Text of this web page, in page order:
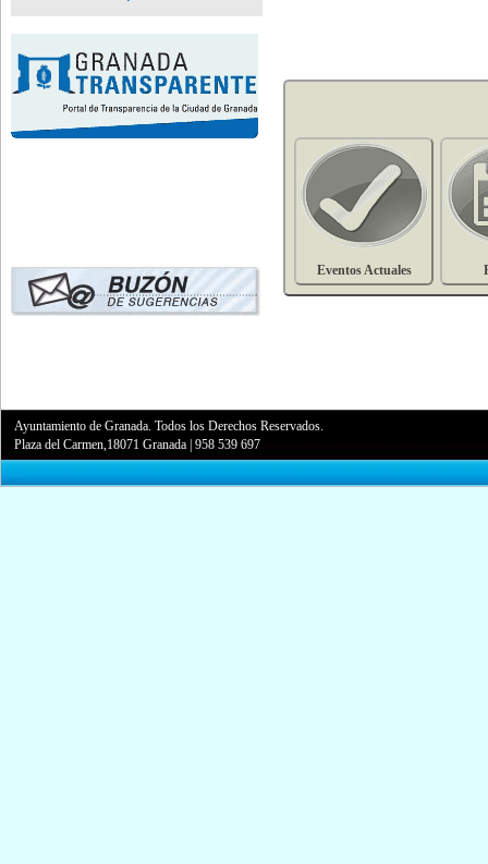
Eventos Actuales
Ayuntamiento de Granada. Todos los Derechos Reservados.
Plaza del Carmen,18071 Granada |958 539 697